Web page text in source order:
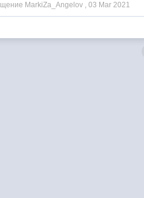
MarkiZa_Angelov ,03 Mar 2021